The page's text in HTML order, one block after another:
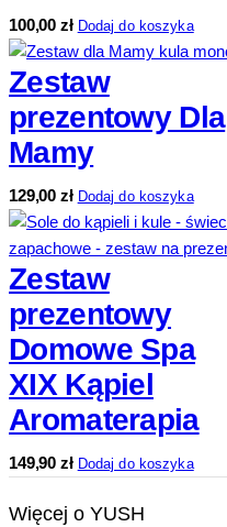
100,00 zł Dodaj do koszyka
Zestaw
prezentowy Dla
Mamy
129,00 zł Dodaj do koszyka
Zestaw
prezentowy
Domowe Spa
XIX Kąpiel
Aromaterapia
149,90 zł Dodaj do koszyka
Więcej o YUSH